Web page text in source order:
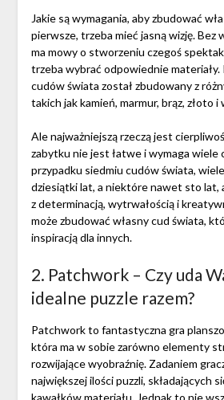
Jakie są wymagania, aby zbudować
pierwsze, trzeba mieć jasną wizję. Bez
ma mowy o stworzeniu czegoś
trzeba wybrać odpowiednie materiały.
cudów świata został zbudowany z
takich jak kamień, marmur, brąz, złoto i
Ale najważniejszą rzeczą jest
zabytku nie jest łatwe i wymaga wiele
przypadku siedmiu cudów świata, wiele
dziesiątki lat, a niektóre nawet sto lat,
z determinacją, wytrwałością i
może zbudować własny cud świata,
inspiracją dla innych.
2. Patchwork – Czy uda
idealne puzzle razem?
Patchwork to fantastyczna gra
która ma w sobie zarówno elementy
rozwijające wyobraźnię. Zadaniem
największej ilości puzzli, składających